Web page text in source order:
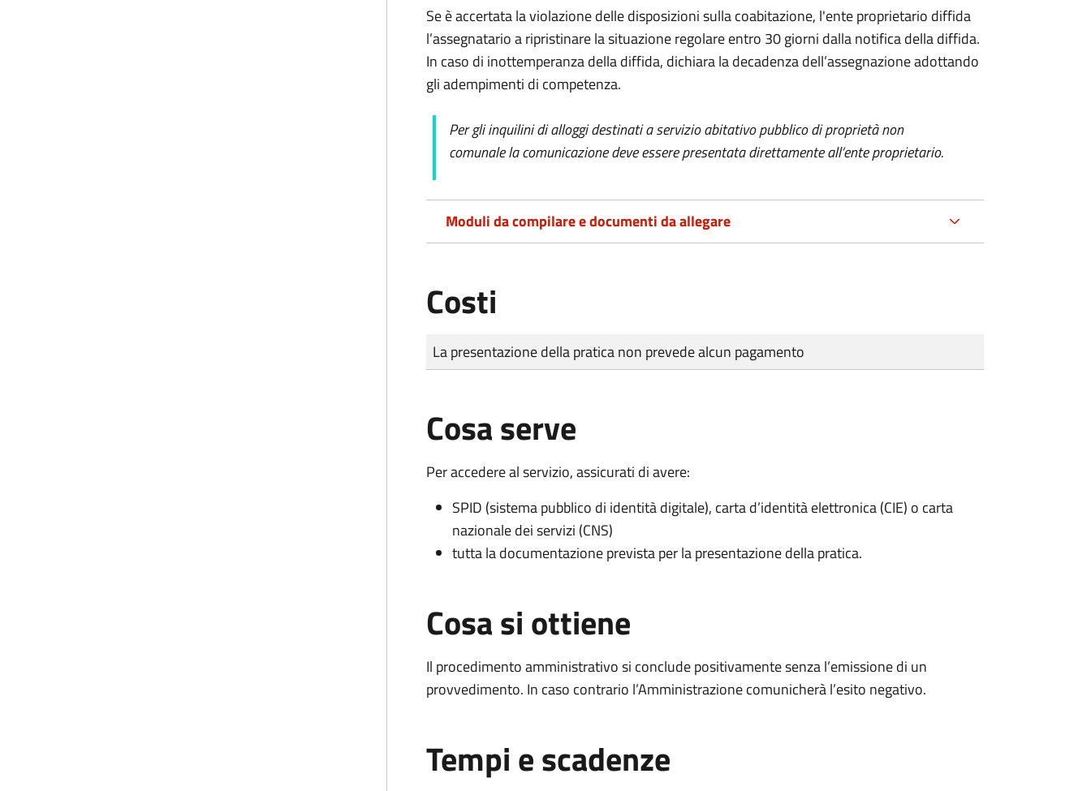
Se è accertata la violazione delle disposizioni sulla coabitazione, l'ente proprietario diffida
l’assegnatario a ripristinare la situazione regolare entro 30 giorni dalla notifica della diffida.
In caso di inottemperanza della diffida, dichiara la decadenza dell’assegnazione adottando
gli adempimenti di competenza.
Per gli inquilini di alloggi destinati a servizio abitativo pubblicodi proprietà non
comunale la comunicazione deve essere presentata direttamente all’ente proprietario.
Moduli da compilare e documenti da allegare
Costi
Tipo di pagamento
Importo
La presentazione della pratica non prevede alcun pagamento
Cosa serve
Per accedere al servizio, assicurati di avere:
SPID (sistema pubblico di identità digitale), carta d’identità elettronica (CIE) o carta
nazionale dei servizi (CNS)
tutta la documentazione prevista per la presentazione della pratica.
Cosa si ottiene
Il procedimento amministrativo si conclude positivamente senza l’emissione di un
provvedimento. In caso contrario l’Amministrazione comunicherà l’esito negativo.
Tempi e scadenze